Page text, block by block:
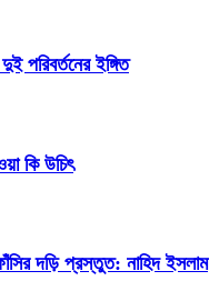
পরিবর্তনের ইঙ্গিত
কি উচিৎ
দড়ি প্রস্তুত: নাহিদ ইসলাম